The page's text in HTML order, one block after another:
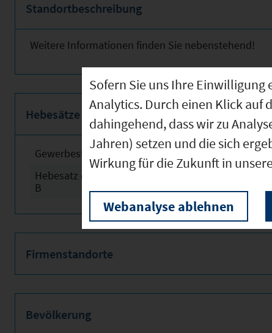
Standortbeschreibung
Weitere Informationen finden Sie nebenstehend!
Hebesätze
Gewerbesteuerhebesatz
Hebesatz der Grundsteuer
B
Firmenstandorte
Bevölkerung
Sofern Sie uns Ihre Einwilligung
Analytics. Durch einen Klick auf
dahingehend, dass wir zu
Jahren) setzen und die sich
Wirkung für die Zukunft in
Webanalyse ablehnen